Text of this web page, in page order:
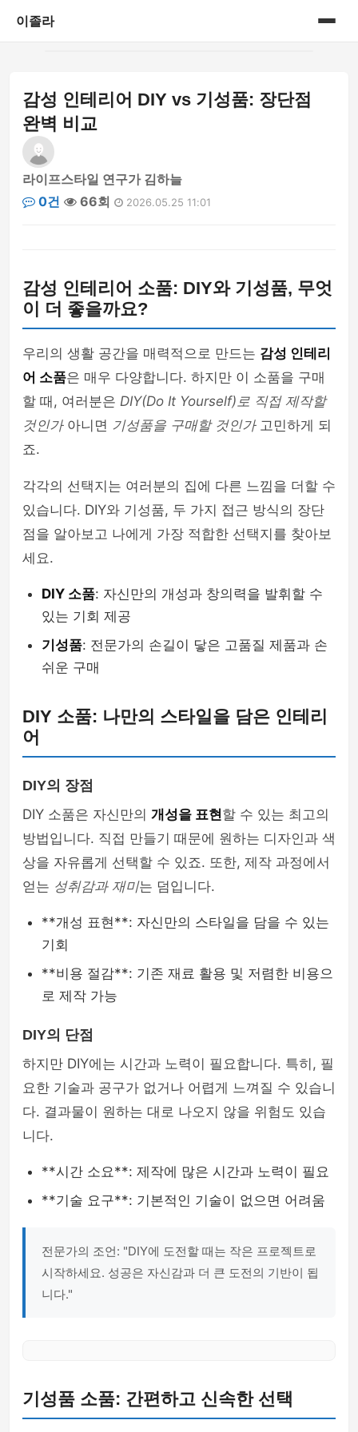
이졸라
게시판
감성 인테리어 DIY vs 기성품: 장단점
완벽 비교
라이프스타일 연구가 김하늘
0건
66회 2026.05.25 11:01
감성 인테리어 소품: DIY와 기성품, 무엇
이 더 좋을까요?
우리의 생활 공간을 매력적으로 만드는 감성 인테리
어 소품은 매우 다양합니다. 하지만 이 소품을 구매
할 때, 여러분은 DIY(Do It Yourself)로 직접 제작할
것인가아니면 기성품을 구매할 것인가고민하게 되
죠.
각각의 선택지는 여러분의 집에 다른 느낌을 더할 수
있습니다. DIY와 기성품, 두 가지 접근 방식의 장단
점을 알아보고 나에게 가장 적합한 선택지를 찾아보
세요.
DIY 소품: 자신만의 개성과 창의력을 발휘할 수
있는 기회 제공
기성품: 전문가의 손길이 닿은 고품질 제품과 손
쉬운 구매
DIY 소품: 나만의 스타일을 담은 인테리
어
DIY의 장점
DIY 소품은 자신만의 개성을 표현할 수 있는 최고의
방법입니다. 직접 만들기 때문에 원하는 디자인과 색
상을 자유롭게 선택할 수 있죠. 또한, 제작 과정에서
얻는 성취감과 재미는 덤입니다.
**개성 표현**: 자신만의 스타일을 담을 수 있는
기회
**비용 절감**: 기존 재료 활용 및 저렴한 비용으
로 제작 가능
DIY의 단점
하지만 DIY에는 시간과 노력이 필요합니다. 특히, 필
요한 기술과 공구가 없거나 어렵게 느껴질 수 있습니
다. 결과물이 원하는 대로 나오지 않을 위험도 있습
니다.
**시간 소요**: 제작에 많은 시간과 노력이 필요
**기술 요구**: 기본적인 기술이 없으면 어려움
전문가의 조언: "DIY에 도전할 때는 작은 프로젝트로
시작하세요. 성공은 자신감과 더 큰 도전의 기반이 됩
니다."
기성품 소품: 간편하고 신속한 선택